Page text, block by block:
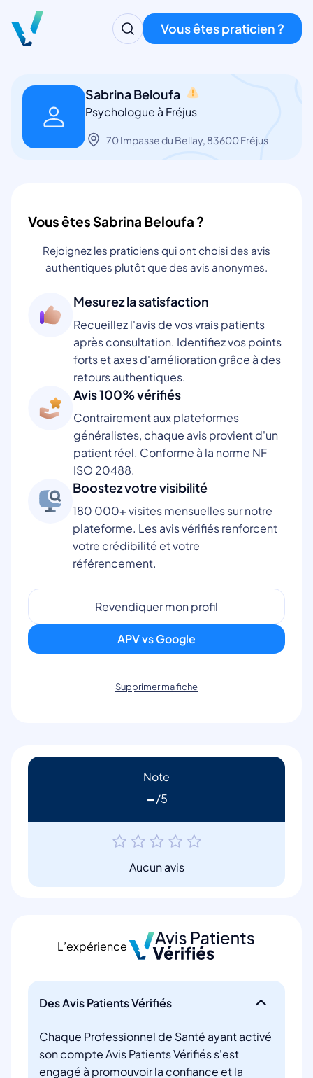
Vous êtes praticien ?
Sabrina Beloufa
Psychologue à Fréjus
70 Impasse du Bellay, 83600 Fréjus
Vous êtes Sabrina Beloufa ?
Rejoignez les praticiens qui ont choisi des avis
authentiques plutôt que des avis anonymes.
Mesurez la satisfaction
Recueillez l'avis de vos vrais patients
après consultation. Identifiez vos points
forts et axes d'amélioration grâce à des
retours authentiques.
Avis 100% vérifiés
Contrairement aux plateformes
généralistes, chaque avis provient d'un
patient réel. Conforme à la norme NF
ISO 20488.
Boostez votre visibilité
180 000+ visites mensuelles sur notre
plateforme. Les avis vérifiés renforcent
votre crédibilité et votre
référencement.
Revendiquer mon profil
APV vs Google
Supprimer ma fiche
Note
-
Aucun avis
L’expérience
Des Avis Patients Vérifiés
Chaque Professionnel de Santé ayant activé
son compte Avis Patients Vérifiés s'est
engagé à promouvoir la confiance et la